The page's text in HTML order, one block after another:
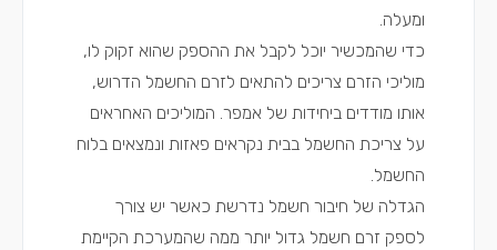
ומעלה.
כדי שהמכשיר יוכל לקבל את ההספק שהוא זקוק לו,
מוליכי הזרם צריכים להתאים לזרם החשמל הדרוש,
אותו מודדים ביחידות של אמפר. המוליכים האחראים
על צריכת החשמל בבית נקראים פאזות ונמצאים בלוח
החשמל.
הגדלה של חיבור חשמל נדרשת כאשר יש צורך
לספק זרם חשמל גדול יותר ממה שהמערכת הקיימת